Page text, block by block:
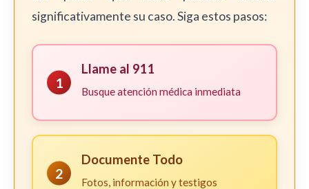
significativamente su caso. Siga estos pasos:
1
Llame al 911
Busque atención médica inmediata
2
Documente Todo
Fotos, información y testigos